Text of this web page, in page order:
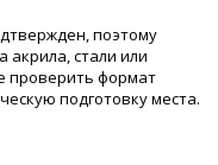
поэтому
акрила, стали или
проверить формат
подготовку места.